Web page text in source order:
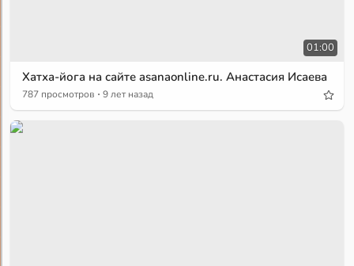
01:00
Хатха-йога на сайте asanaonline.ru. Анастасия Исаева
787 просмотров · 9 лет назад